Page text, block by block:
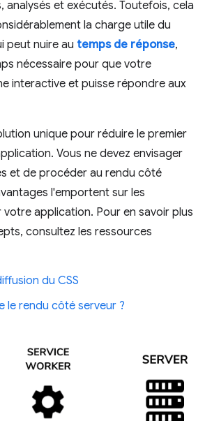
analysés et exécutés. Toutefois, cela
la charge utile du
peut nuire au temps de réponse,
nécessaire pour que votre
interactive et puisse répondre aux
unique pour réduire le premier
Vous ne devez envisager
et de procéder au rendu côté
l'emportent sur les
application. Pour en savoir plus
consultez les ressources
du CSS
le rendu côté serveur ?